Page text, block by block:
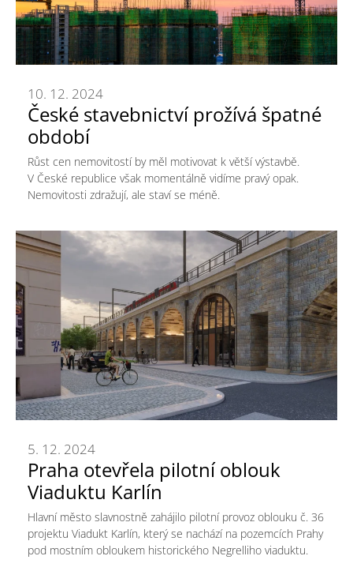
České stavebnictví prožívá špatné
období
10. 12. 2024
Růst cen nemovitostí by měl motivovat k větší výstavbě.
V České republice však momentálně vidíme pravý opak.
Nemovitosti zdražují, ale staví se méně.
Praha otevřela pilotní oblouk
Viaduktu Karlín
5. 12. 2024
Hlavní město slavnostně zahájilo pilotní provoz oblouku č. 36
projektu Viadukt Karlín, který se nachází na pozemcích Prahy
pod mostním obloukem historického Negrelliho viaduktu.